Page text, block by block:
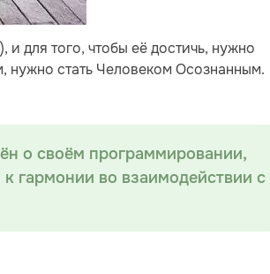
для того, чтобы её достичь, нужно
нужно стать Человеком Осознанным.
о своём программировании,
гармонии во взаимодействии с